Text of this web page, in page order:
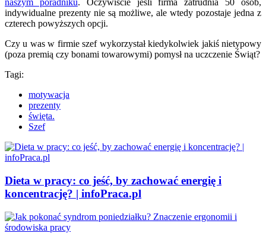
naszym poradniku. Oczywiście jeśli firma zatrudnia 50 osób,
indywidualne prezenty nie są możliwe, ale wtedy pozostaje jedna z
czterech powyższych opcji.
Czy u was w firmie szef wykorzystał kiedykolwiek jakiś nietypowy
(poza premią czy bonami towarowymi) pomysł na uczczenie Świąt?
Tagi:
motywacja
prezenty
święta.
Szef
Dieta w pracy: co jeść, by zachować energię i
koncentrację? | infoPraca.pl